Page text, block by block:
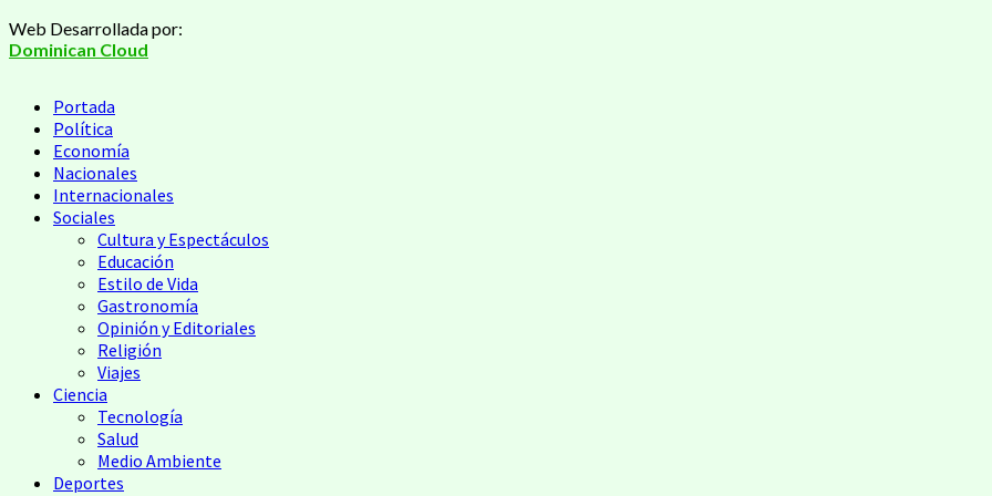
Saltar
al
Web Desarrollada por:
Dominican Cloud
Menú
principal
Portada
Política
Economía
Nacionales
Internacionales
Sociales
Cultura y Espectáculos
Educación
Estilo de Vida
Gastronomía
Opinión y Editoriales
Religión
Viajes
Ciencia
Tecnología
Salud
Medio Ambiente
Deportes